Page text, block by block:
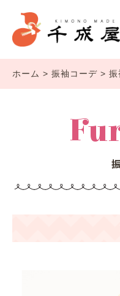
ホーム > 振袖コーデ > 振